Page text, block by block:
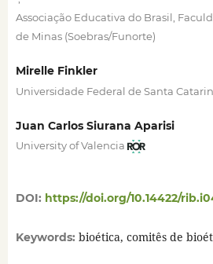
Associação Educativa do Brasil,
de Minas (Soebras/Funorte)
Mirelle Finkler
Universidade Federal de Santa
Juan Carlos Siurana Aparisi
University of Valencia
DOI: https://doi.org/10.14422/
Keywords: bioética, comitês de